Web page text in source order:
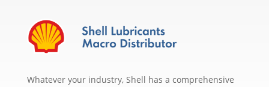
Whatever your industry, Shell has a comprehensive